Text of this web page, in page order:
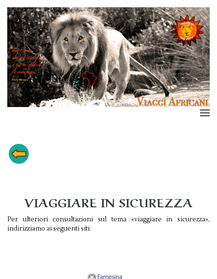
VIAGGIARE IN SICUREZZA
Per ulteriori consultazioni sul tema «viaggiare in sicurezza»,
indirizziamo ai seguenti siti: